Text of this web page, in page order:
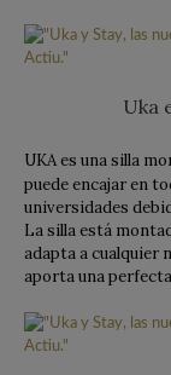
Uka
UKA es una silla
puede encajar en
universidades
La silla está
adapta a cualquier
aporta una